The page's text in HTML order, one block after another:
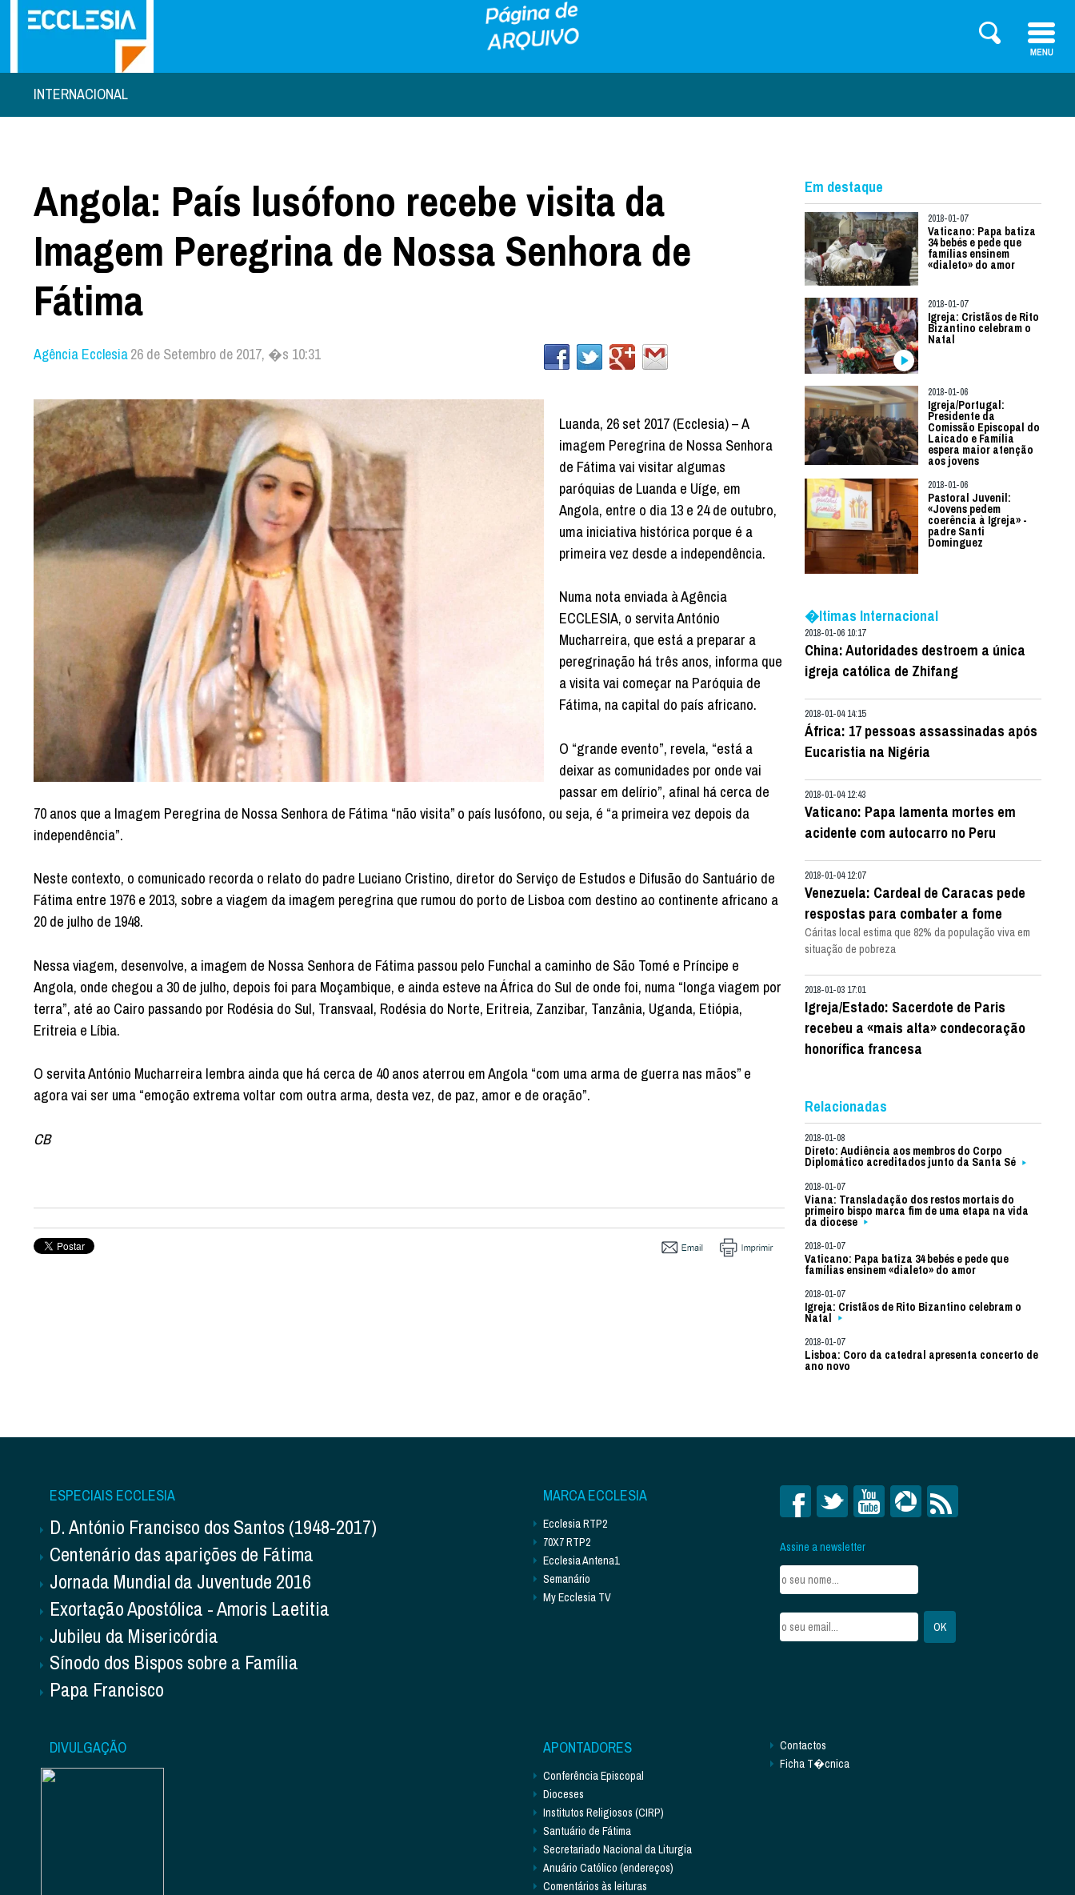
INTERNACIONAL
Angola: País lusófono recebe visita da
Imagem Peregrina de Nossa Senhora de
Fátima
Agência Ecclesia26 de Setembro de 2017, �s 10:31
Luanda, 26 set 2017 (Ecclesia) – A
imagem Peregrina de Nossa Senhora
de Fátima vai visitar algumas
paróquias de Luanda e Uíge, em
Angola, entre o dia 13 e 24 de outubro,
uma iniciativa histórica porque é a
primeira vez desde a independência.
Numa nota enviada à Agência
ECCLESIA, o servita António
Mucharreira, que está a preparar a
peregrinação há três anos, informa que
a visita vai começar na Paróquia de
Fátima, na capital do país africano.
O “grande evento”, revela, “está a
deixar as comunidades por onde vai
passar em delírio”, afinal há cerca de
70 anos que a Imagem Peregrina de Nossa Senhora de Fátima “não visita” o país lusófono, ou seja, é “a primeira vez depois da
independência”.
Neste contexto, o comunicado recorda o relato do padre Luciano Cristino, diretor do Serviço de Estudos e Difusão do Santuário de
Fátima entre 1976 e 2013, sobre a viagem da imagem peregrina que rumou do porto de Lisboa com destino ao continente africano a
20 de julho de 1948.
Nessa viagem, desenvolve, a imagem de Nossa Senhora de Fátima passou pelo Funchal a caminho de São Tomé e Príncipe e
Angola, onde chegou a 30 de julho, depois foi para Moçambique, e ainda esteve na África do Sul de onde foi, numa “longa viagem por
terra”, até ao Cairo passando por Rodésia do Sul, Transvaal, Rodésia do Norte, Eritreia, Zanzibar, Tanzânia, Uganda, Etiópia,
Eritreia e Líbia.
O servita António Mucharreira lembra ainda que há cerca de 40 anos aterrou em Angola “com uma arma de guerra nas mãos” e
agora vai ser uma “emoção extrema voltar com outra arma, desta vez, de paz, amor e de oração”.
CB
Em destaque
2018-01-07
Vaticano: Papa batiza
34 bebés e pede que
famílias ensinem
«dialeto» do amor
2018-01-07
Igreja: Cristãos de Rito
Bizantino celebram o
Natal
2018-01-06
Igreja/Portugal:
Presidente da
Comissão Episcopal do
Laicado e Família
espera maior atenção
aos jovens
2018-01-06
Pastoral Juvenil:
«Jovens pedem
coerência à Igreja» -
padre Santi
Dominguez
�ltimas Internacional
2018-01-06 10:17
China: Autoridades destroem a única
igreja católica de Zhifang
2018-01-04 14:15
África: 17 pessoas assassinadas após
Eucaristia na Nigéria
2018-01-04 12:43
Vaticano: Papa lamenta mortes em
acidente com autocarro no Peru
2018-01-04 12:07
Venezuela: Cardeal de Caracas pede
respostas para combater a fome
Cáritas local estima que 82% da população viva em
situação de pobreza
2018-01-03 17:01
Igreja/Estado: Sacerdote de Paris
recebeu a «mais alta» condecoração
honorífica francesa
Relacionadas
2018-01-08
Direto: Audiência aos membros do Corpo
Diplomático acreditados junto da Santa Sé
2018-01-07
Viana: Transladação dos restos mortais do
primeiro bispo marca fim de uma etapa na vida
da diocese
2018-01-07
Vaticano: Papa batiza 34 bebés e pede que
famílias ensinem «dialeto» do amor
2018-01-07
Igreja: Cristãos de Rito Bizantino celebram o
Natal
2018-01-07
Lisboa: Coro da catedral apresenta concerto de
ano novo
ESPECIAIS ECCLESIA
D. António Francisco dos Santos (1948-2017)
Centenário das aparições de Fátima
Jornada Mundial da Juventude 2016
Exortação Apostólica - Amoris Laetitia
Jubileu da Misericórdia
Sínodo dos Bispos sobre a Família
Papa Francisco
MARCA ECCLESIA
Ecclesia RTP2
70X7 RTP2
Ecclesia Antena1
Semanário
My Ecclesia TV
Assine a newsletter
DIVULGAÇÃO APONTADORES
Conferência Episcopal
Dioceses
Institutos Religiosos (CIRP)
Santuário de Fátima
Secretariado Nacional da Liturgia
Anuário Católico (endereços)
Comentários às leituras
Contactos
Ficha T�cnica